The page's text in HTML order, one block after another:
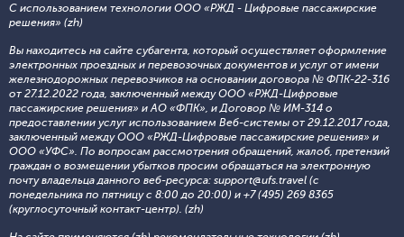
С использованием технологии ООО «РЖД - Цифровые пассажирские
решения» (zh)
Вы находитесь на сайте субагента, который осуществляет оформление
электронных проездных и перевозочных документов и услуг от имени
железнодорожных перевозчиков на основании договора № ФПК-22-316
от 27.12.2022 года, заключенный между ООО «РЖД-Цифровые
пассажирские решения» и АО «ФПК», и Договор № ИМ-314 о
предоставлении услуг использованием Веб-системы от 29.12.2017 года,
заключенный между ООО «РЖД-Цифровые пассажирские решения» и
ООО «УФС». По вопросам рассмотрения обращений, жалоб, претензий
граждан о возмещении убытков просим обращаться на электронную
почту владельца данного веб-ресурса: support@ufs.travel (с
понедельника по пятницу с 8:00 до 20:00) и +7 (495) 269 8365
(круглосуточный контакт-центр). (zh)